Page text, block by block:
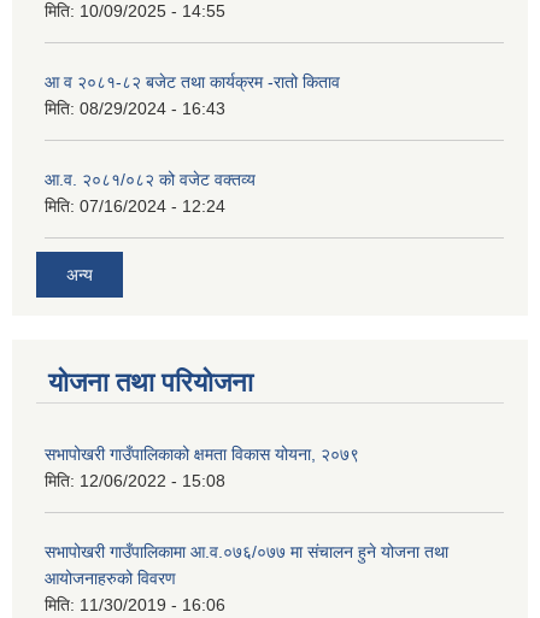
मिति: 10/09/2025 - 14:55
आ व २०८१-८२ बजेट तथा कार्यक्रम -रातो किताव
मिति: 08/29/2024 - 16:43
आ.व. २०८१/०८२ को वजेट वक्तव्य
मिति: 07/16/2024 - 12:24
अन्य
योजना तथा परियोजना
सभापोखरी गाउँपालिकाको क्षमता विकास योयना, २०७९
मिति: 12/06/2022 - 15:08
सभापोखरी गाउँपालिकामा आ.व.०७६/०७७ मा संचालन हुने योजना तथा
आयोजनाहरुको विवरण
मिति: 11/30/2019 - 16:06